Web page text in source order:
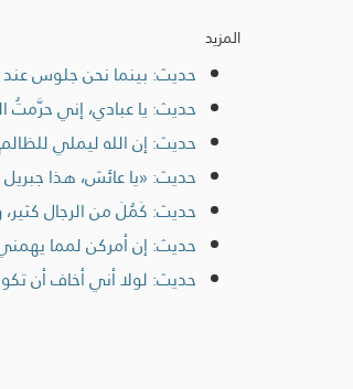
المزيد
حديث: بينما نحن جلوس عند
حديث: يا عبادي، إني
حديث: إن الله ليملي
حديث: «يا عائش، هذا جبريل
حديث: كَمُلَ من الرجال
حديث: إن أمركن لمما
حديث: لولا أني أخاف أن